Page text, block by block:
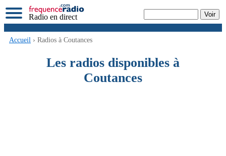
Radio en direct
Accueil › Radios à Coutances
Les radios disponibles à
Coutances